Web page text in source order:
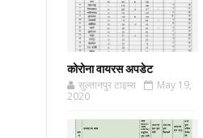
कोरोना वायरस अपडेट
सुल्तानपुर टाइम्स
May 19,
2020